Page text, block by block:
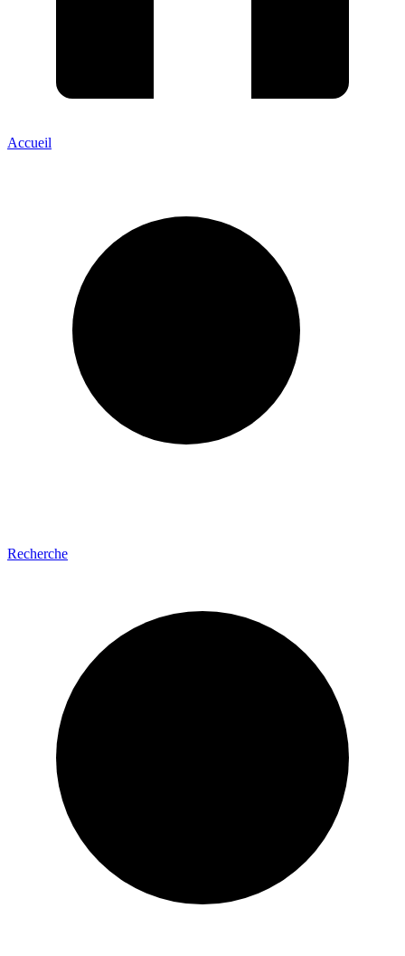
Accueil
Recherche